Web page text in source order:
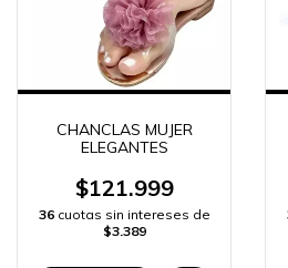
CHANCLAS MUJER
ELEGANTES
$121.999
36 cuotas sin intereses de
$3.389